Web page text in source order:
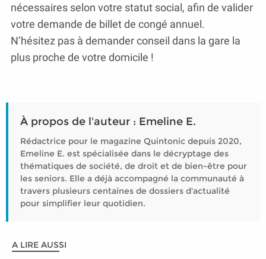
nécessaires selon votre statut social, afin de valider
votre demande de billet de congé annuel.
N’hésitez pas à demander conseil dans la gare la
plus proche de votre domicile !
À propos de l'auteur : Emeline E.
Rédactrice pour le magazine Quintonic depuis 2020,
Emeline E. est spécialisée dans le décryptage des
thématiques de société, de droit et de bien-être pour
les seniors. Elle a déjà accompagné la communauté à
travers plusieurs centaines de dossiers d'actualité
pour simplifier leur quotidien.
A LIRE AUSSI